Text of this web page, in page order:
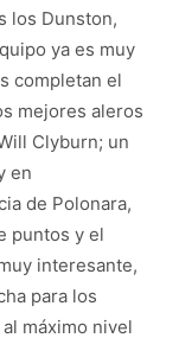
los Dunston,
ya es muy
completan el
mejores aleros
Clyburn; un
en
de Polonara,
puntos y el
interesante,
para los
máximo nivel